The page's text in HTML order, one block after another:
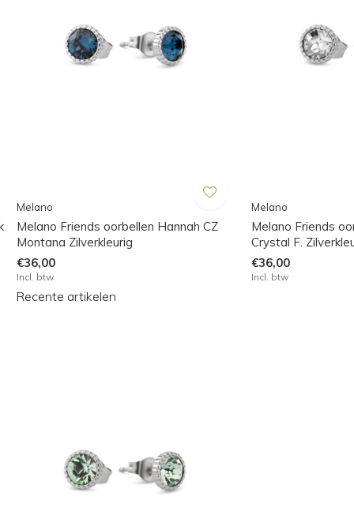
Melano
Melano Friends oorbellen Hannah CZ
Montana Zilverkleurig
€36,00
Incl. btw
Melano
Melano Friends
Crystal F.
€36,00
Incl. btw
Recente artikelen